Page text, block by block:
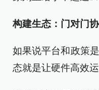
构建生态：门对门
如果说平台和政策
态就是让硬件高效运